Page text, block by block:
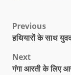
Previous
हथियारों के साथ
Next
गंगा आरती के लिए